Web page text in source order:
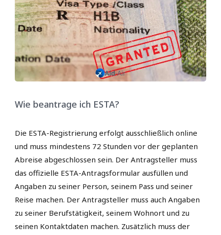
Wie beantrage ich ESTA?
Die ESTA-Registrierung erfolgt ausschließlich online
und muss mindestens 72 Stunden vor der geplanten
Abreise abgeschlossen sein. Der Antragsteller muss
das offizielle ESTA-Antragsformular ausfüllen und
Angaben zu seiner Person, seinem Pass und seiner
Reise machen. Der Antragsteller muss auch Angaben
zu seiner Berufstätigkeit, seinem Wohnort und zu
seinen Kontaktdaten machen. Zusätzlich muss der